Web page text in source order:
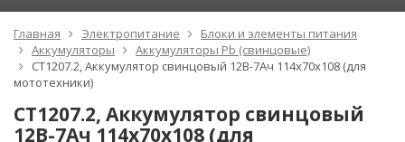
Главная Электропитание
Блоки и элементы питания
Аккумуляторы
Аккумуляторы Pb (свинцовые)
CT1207.2, Аккумулятор свинцовый 12B-7Ач 114х70х108 (для
мототехники)
CT1207.2, Аккумулятор свинцовый
12B-7Ач 114х70х108 (для